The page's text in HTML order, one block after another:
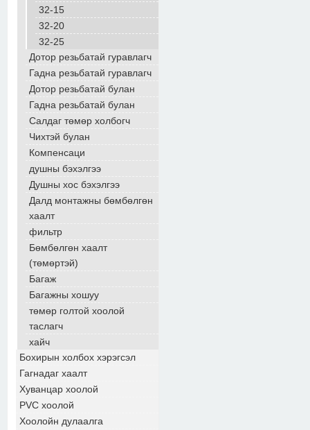
32-15
32-20
32-25
Дотор резьбатай гуравлагч
Гадна резьбатай гуравлагч
Дотор резьбатай булан
Гадна резьбатай булан
Салдаг төмөр холбогч
Чихтэй булан
Компенсаци
душны бэхэлгээ
Душны хос бэхэлгээ
Далд монтажны бөмбөлгөн
хаалт
фильтр
Бөмбөлгөн хаалт
(төмөртэй)
Багаж
Багажны хошуу
төмөр голтой хоолой
таслагч
хайч
Бохирын холбох хэрэгсэл
Гагнадаг хаалт
Хуванцар хоолой
PVC хоолой
Хоолойн дулаалга